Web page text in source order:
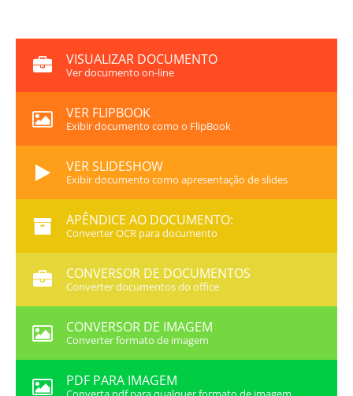
VISUALIZAR DOCUMENTO
Ver documento on-line
VER FLIPBOOK
Exibir documento como o FlipBook
VER SLIDESHOW
Exibir documento como apresentação de slides
APÊNDICE AO DOCUMENTO:
Converter OCR para documento
CONVERSOR DE DOCUMENTOS
Converter documentos do office
CONVERSOR DE IMAGEM
Converter formato de imagem
PDF PARA IMAGEM